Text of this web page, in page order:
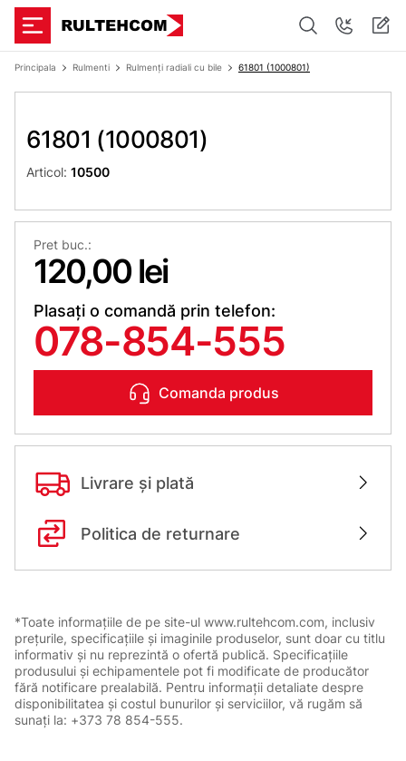
Principala Rulmenti Rulmenți radiali cu bile 61801 (1000801)
61801 (1000801)
Articol: 10500
Pret buc.:
120,00 lei
Plasați o comandă prin telefon:
078-854-555
Comanda produs
Livrare și plată
Politica de returnare
*Toate informațiile de pe site-ul www.rultehcom.com, inclusiv
prețurile, specificațiile și imaginile produselor, sunt doar cu titlu
informativ și nu reprezintă o ofertă publică. Specificațiile
produsului și echipamentele pot fi modificate de producător
fără notificare prealabilă. Pentru informații detaliate despre
disponibilitatea și costul bunurilor și serviciilor, vă rugăm să
sunați la: +373 78 854-555.